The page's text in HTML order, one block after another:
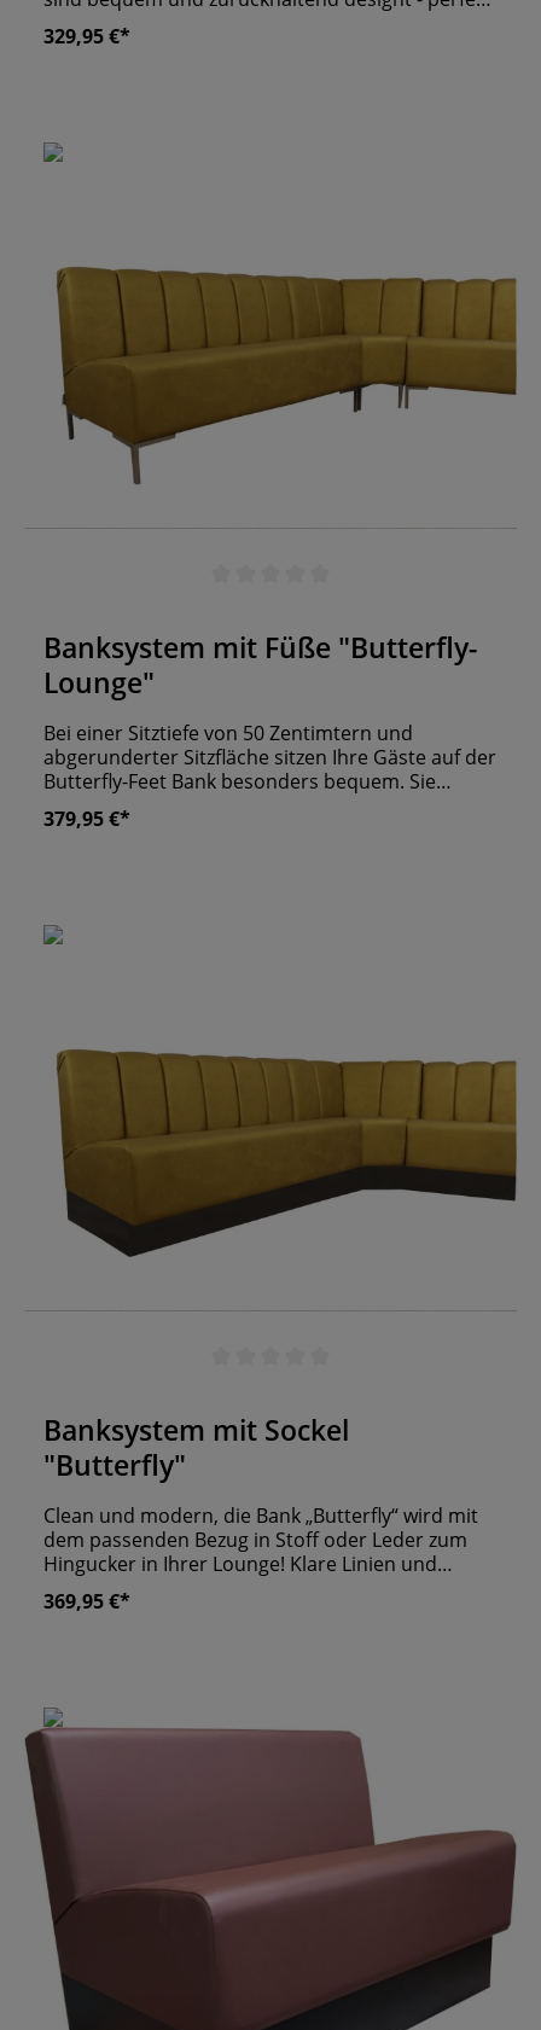
für jede Lounge. Die ergonomisch geformte
Rückenlehne schließt bei 83 Zentimetern ab,
die Wahl zwischen Chrom- und Edelstahlfüßen.
Diese können wir auf Wunsch auch schwarz
Konstruktion unter anderem aus MDF & Hartholz
329,95 €*
Banksystem mit Füße "Butterfly-
Lounge"
Bei einer Sitztiefe von 50 Zentimtern und
abgerunderter Sitzfläche sitzen Ihre Gäste auf der
Butterfly-Feet Bank besonders bequem. Sie
erhalten bei uns unterschiedlichste Elemente,
mitunter Eckbänke, um Ihre Bar oder Restaurant
Schaumstoff und dem Bezug Ihrer Wahl
gepolstert wird. Wir liefern die Butterfly-Feet
geformte Rückenlehne stabile Konstruktion unter
anderem aus MDF & Hartholz
379,95 €*
Banksystem mit Sockel
"Butterfly"
Clean und modern, die Bank „Butterfly“ wird mit
dem passenden Bezug in Stoff oder Leder zum
Hingucker in Ihrer Lounge! Klare Linien und
harmonische Proportionen zeichnen das Design
der Polsterbank aus. Das Basisgestell aus unter
sorgt für Sitzkomfort. Auf Ihren Wunsch fertigen
wir die Gastrobank auch mit einer höheren
Schaumqualität an. Dank eigener Produktion
gehen wir auf all Ihre Wünsche und Vorstellungen
gerne ein. So bieten wir Ihnen ein Banksystem,
welches perfekt zu Ihren Räumlichkeiten passt!
eigene Produktion "Made in Germany" wir
fertigen alle Sitzbänk nach Maßanfertigung an
ergonomisch geformte Rückenlehne stabile
Konstruktion unter anderem aus MDF & Hartholz
369,95 €*